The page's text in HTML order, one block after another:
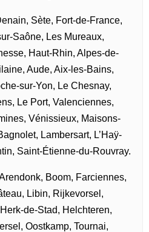
Sète, Fort-de-France,
Saône, Les Mureaux,
Haut-Rhin, Alpes-de-
Aude, Aix-les-Bains,
sur-Yon, Le Chesnay,
Le Port, Valenciennes,
Vénissieux, Maisons-
Lambersart, L’Haÿ-
Saint-Étienne-du-Rouvray.
Boom, Farciennes,
Libin, Rijkevorsel,
de-Stad, Helchteren,
Oostkamp, Tournai,